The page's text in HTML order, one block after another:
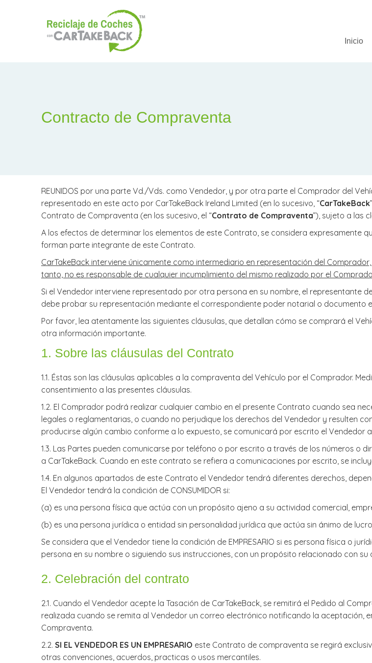
Inicio
Contracto de Compraventa
REUNIDOS por una parte Vd./Vds. como Vendedor, y por otra parte el Comprador del
representado en este acto por CarTakeBack Ireland Limited (en lo sucesivo, “CarTakeBack
Contrato de Compraventa (en los sucesivo, el “Contrato de Compraventa”), sujeto a las
​A los efectos de determinar los elementos de este Contrato, se considera expresamente
forman parte integrante de este Contrato.
CarTakeBack interviene únicamente como intermediario en representación del
tanto, no es responsable de cualquier incumplimiento del mismo realizado por el
​Si el Vendedor interviene representado por otra persona en su nombre, el representante
debe probar su representación mediante el correspondiente poder notarial o documento
​Por favor, lea atentamente las siguientes cláusulas, que detallan cómo se comprará el
otra información importante.
​1. Sobre las cláusulas del Contrato
1.1. Éstas son las cláusulas aplicables a la compraventa del Vehículo por el Comprador.
consentimiento a las presentes cláusulas.
1.2. El Comprador podrá realizar cualquier cambio en el presente Contrato cuando sea
legales o reglamentarias, o cuando no perjudique los derechos del Vendedor y resulten
producirse algún cambio conforme a lo expuesto, se comunicará por escrito el Vendedor
1.3. Las Partes pueden comunicarse por teléfono o por escrito a través de los números o
a CarTakeBack. Cuando en este contrato se refiera a comunicaciones por escrito, se
1.4. En algunos apartados de este Contrato el Vendedor tendrá diferentes derechos,
El Vendedor tendrá la condición de CONSUMIDOR si:
​(a) es una persona física que actúa con un propósito ajeno a su actividad comercial,
​(b) es una persona jurídica o entidad sin personalidad jurídica que actúa sin ánimo de
​Se considera que el Vendedor tiene la condición de EMPRESARIO si es persona física o
persona en su nombre o siguiendo sus instrucciones, con un propósito relacionado con
​2. Celebración del contrato
​2.1. Cuando el Vendedor acepte la Tasación de CarTakeBack, se remitirá el Pedido al
realizada cuando se remita al Vendedor un correo electrónico notificando la aceptación,
Compraventa.
​2.2. SI EL VENDEDOR ES UN EMPRESARIO este Contrato de compraventa se regirá
otras convenciones, acuerdos, practicas o usos mercantiles.